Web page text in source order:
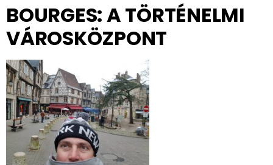
BOURGES: A TÖRTÉNELMI
VÁROSKÖZPONT